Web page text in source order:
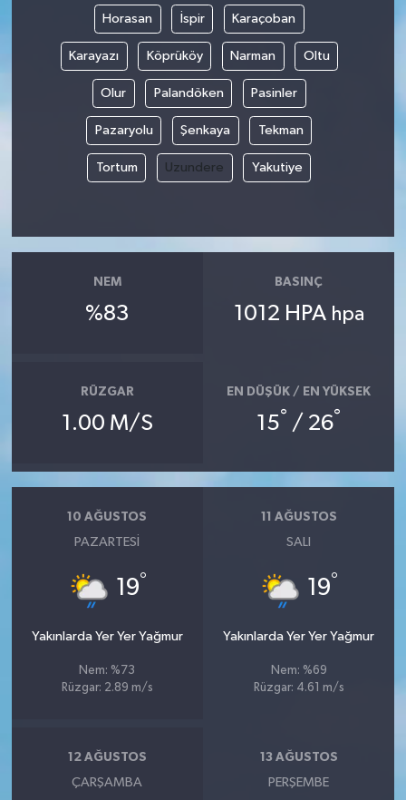
Horasan İspir Karaçoban
Karayazı Köprüköy Narman Oltu
Olur Palandöken Pasinler
Pazaryolu Şenkaya Tekman
Tortum Uzundere Yakutiye
NEM
%83
BASINÇ
1012 HPA hpa
RÜZGAR
1.00 M/S
EN DÜŞÜK / EN YÜKSEK
15° / 26°
10 AĞUSTOS
PAZARTESI
19°
Yakınlarda Yer Yer Yağmur
Nem: %73
Rüzgar: 2.89 m/s
11 AĞUSTOS
SALI
19°
Yakınlarda Yer Yer Yağmur
Nem: %69
Rüzgar: 4.61 m/s
12 AĞUSTOS
ÇARŞAMBA
13 AĞUSTOS
PERŞEMBE